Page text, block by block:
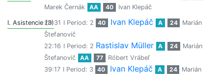
Marek Černák
AA 40 Ivan Klepáč
I. Asistencie (3)20:31 I Period: 2 40 Ivan Klepáč A 24
Marián
Štefanovič
22:16 I Period: 2 Rastislav Müller A 24
Marián
Štefanovič
AA 77
Róbert Vrábeľ
39:17 I Period: 3 40 Ivan Klepáč A 24
Marián